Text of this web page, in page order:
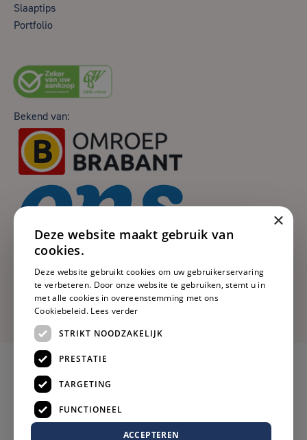
Slaaptips
Portfolio
Bekend van:
×
Deze website maakt gebruik van
cookies.
Deze website gebruikt cookies om uw gebruikerservaring
te verbeteren. Door onze website te gebruiken, stemt u in
met alle cookies in overeenstemming met ons
Cookiebeleid. Lees verder
STRIKT NOODZAKELIJK
PRESTATIE
TARGETING
FUNCTIONEEL
ACCEPTEREN